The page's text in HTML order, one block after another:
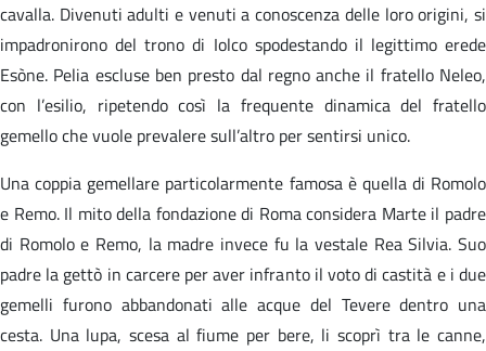
cavalla. Divenuti adulti e venuti a conoscenza delle loro origini, si
impadronirono del trono di Iolco spodestando il legittimo erede
Esòne. Pelia escluse ben presto dal regno anche il fratello Neleo,
con l’esilio, ripetendo così la frequente dinamica del fratello
gemello che vuole prevalere sull’altro per sentirsi unico.
Una coppia gemellare particolarmente famosa è quella di Romolo
e Remo. Il mito della fondazione di Roma considera Marte il padre
di Romolo e Remo, la madre invece fu la vestale Rea Silvia. Suo
padre la gettò in carcere per aver infranto il voto di castità e i due
gemelli furono abbandonati alle acque del Tevere dentro una
cesta. Una lupa, scesa al fiume per bere, li scoprì tra le canne,